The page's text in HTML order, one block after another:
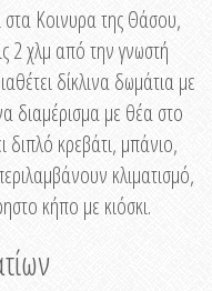
Κοινυρα της Θάσου,
2 χλμ από την γνωστή
δίκλινα δωμάτια με
διαμέρισμα με θέα στο
κρεβάτι, μπάνιο,
κλιματισμό,
κήπο με κιόσκι.